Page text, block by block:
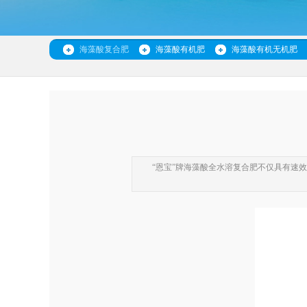
海藻酸复合肥 海藻酸有机肥 海藻酸有机无机肥
“恩宝”牌海藻酸全水溶复合肥不仅具有速